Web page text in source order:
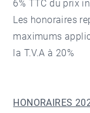
6% TTC du prix
Les honoraires
maximums
la T.V.A à 20%
HONORAIRES